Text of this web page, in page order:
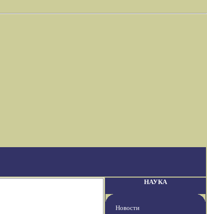
НАУКА
Новости